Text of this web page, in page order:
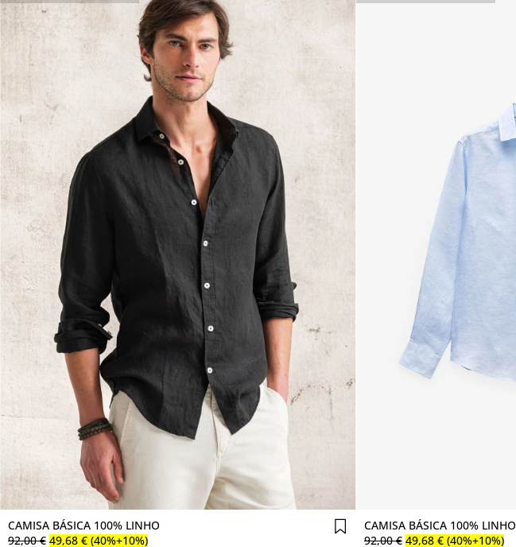
Comprar agora
CAMISA BÁSICA 100% LINHO
92,00 € 49,68 € (40%+10%)
CAMISA BÁSICA 100% LINHO
92,00 € 49,68 € (40%+10%)